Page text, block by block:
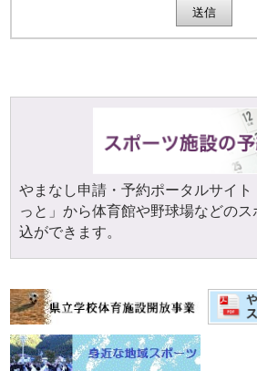
やまなし申請・予約ポータルサイ
っと」から体育館や野球場などの
込ができます。